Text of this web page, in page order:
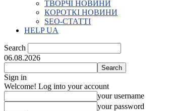
ТВОРЧІ НОВИНИ
КОРОТКІ НОВИНИ
SEO-СТАТТІ
HELP UA
Search
06.08.2026
Sign in
Welcome! Log into your account
your username
your password